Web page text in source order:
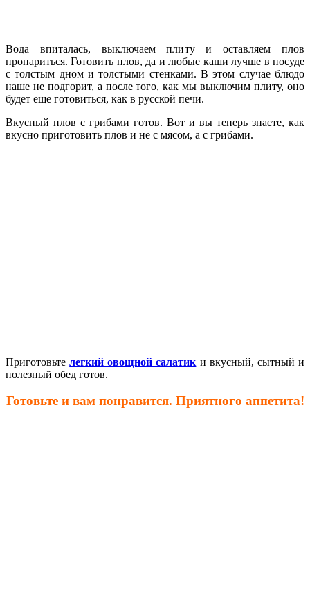
Вода впиталась, выключаем плиту и оставляем плов
пропариться. Готовить плов, да и любые каши лучше в посуде
с толстым дном и толстыми стенками. В этом случае блюдо
наше не подгорит, а после того, как мы выключим плиту, оно
будет еще готовиться, как в русской печи.
Вкусный плов с грибами готов. Вот и вы теперь знаете, как
вкусно приготовить плов и не с мясом, а с грибами.
Приготовьтелегкий овощной салатик и вкусный, сытный и
полезный обед готов.
Готовьте и вам понравится. Приятного аппетита!